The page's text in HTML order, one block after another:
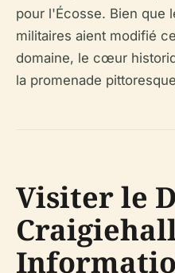
pour l'Écosse. Bien que
militaires aient modifié
domaine, le cœur
la promenade
Visiter le